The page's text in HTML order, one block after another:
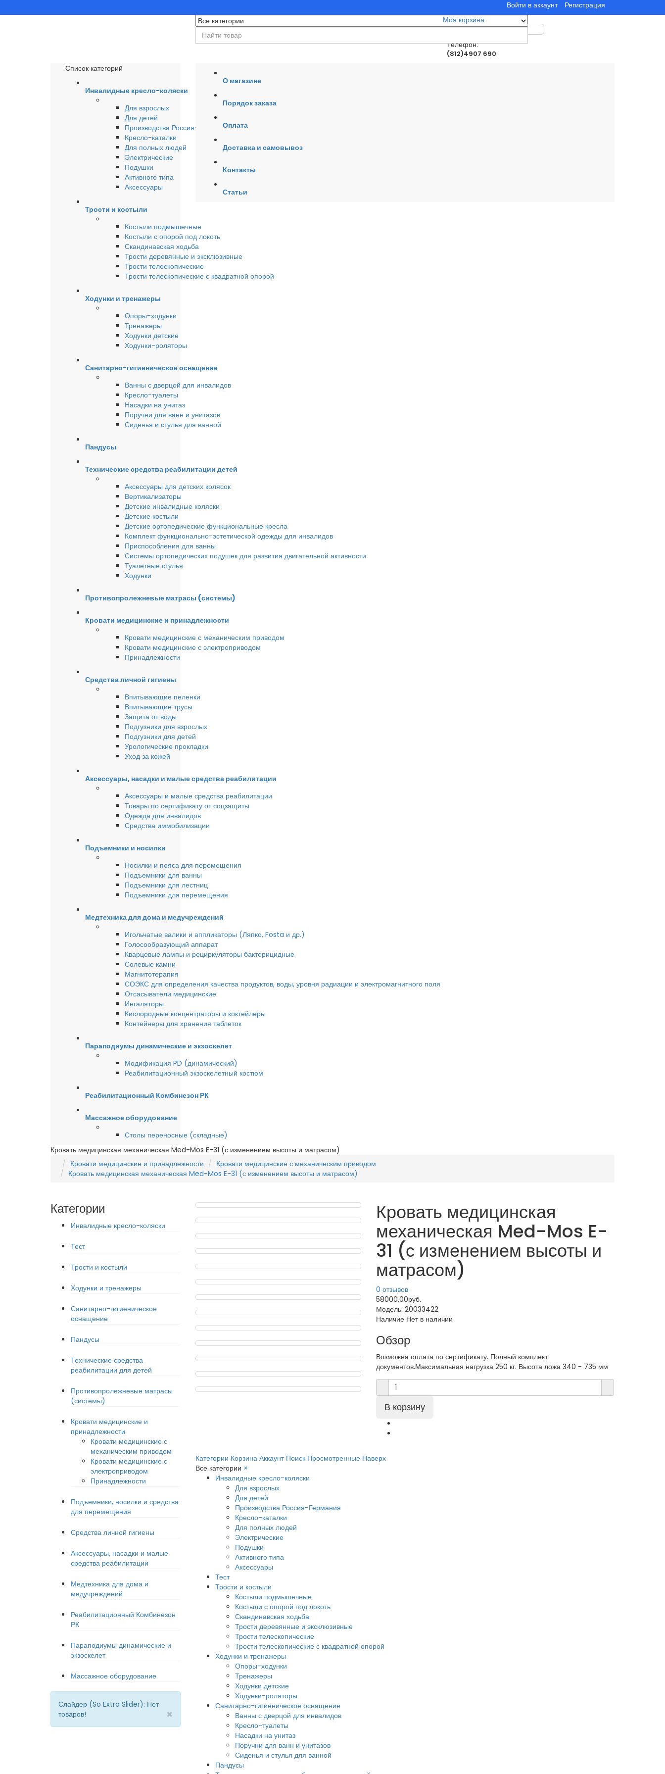
Войти в аккаунт
Регистрация
Моя корзина
Телефон:
(812)4907 690
Список категорий
Инвалидные кресло-коляски
Для взрослых
Для детей
Производства Россия-Германия
Кресло-каталки
Для полных людей
Электрические
Подушки
Активного типа
Аксессуары
Трости и костыли
Костыли подмышечные
Костыли с опорой под локоть
Скандинавская ходьба
Трости деревянные и эксклюзивные
Трости телескопические
Трости телескопические с квадратной опорой
Ходунки и тренажеры
Опоры-ходунки
Тренажеры
Ходунки детские
Ходунки-роляторы
Санитарно-гигиеническое оснащение
Ванны с дверцой для инвалидов
Кресло-туалеты
Насадки на унитаз
Поручни для ванн и унитазов
Сиденья и стулья для ванной
Пандусы
Технические средства реабилитации детей
Аксессуары для детских колясок
Вертикализаторы
Детские инвалидные коляски
Детские костыли
Детские ортопедические функциональные кресла
Комплект функционально-эстетической одежды для инвалидов
Приспособления для ванны
Системы ортопедических подушек для развития двигательной активности
Туалетные стулья
Ходунки
Противопролежневые матрасы (системы)
Кровати медицинские и принадлежности
Кровати медицинские с механическим приводом
Кровати медицинские с электроприводом
Принадлежности
Средства личной гигиены
Впитывающие пеленки
Впитывающие трусы
Защита от воды
Подгузники для взрослых
Подгузники для детей
Урологические прокладки
Уход за кожей
Аксессуары, насадки и малые средства реабилитации
Аксессуары и малые средства реабилитации
Товары по сертификату от соцзащиты
Одежда для инвалидов
Средства иммобилизации
Подъемники и носилки
Носилки и пояса для перемещения
Подъемники для ванны
Подъемники для лестниц
Подъемники для перемещения
Медтехника для дома и медучреждений
Игольчатые валики и аппликаторы (Ляпко, Fosta и др.)
Голосообразующий аппарат
Кварцевые лампы и рециркуляторы бактерицидные
Солевые камни
Магнитотерапия
СОЭКС для определения качества продуктов, воды, уровня радиации и электромагнитного поля
Отсасыватели медицинские
Ингаляторы
Кислородные концентраторы и коктейлеры
Контейнеры для хранения таблеток
Параподиумы динамические и экзоскелет
Модификация PD (динамический)
Реабилитационный экзоскелетный костюм
Реабилитационный Комбинезон РК
Массажное оборудование
Столы переносные (складные)
О магазине
Порядок заказа
Оплата
Доставка и самовывоз
Контакты
Статьи
Кровать медицинская механическая Med-Mos E-31 (с изменением высоты и матрасом)
Кровати медицинские и принадлежности
Кровати медицинские с механическим приводом
Кровать медицинская механическая Med-Mos E-31 (с изменением высоты и матрасом)
Категории
Инвалидные кресло-коляски
Тест
Трости и костыли
Ходунки и тренажеры
Санитарно-гигиеническое
оснащение
Пандусы
Технические средства
реабилитации для детей
Противопролежневые матрасы
(системы)
Кровати медицинские и
принадлежности
Кровати медицинские с
механическим приводом
Кровати медицинские с
электроприводом
Принадлежности
Подъемники, носилки и средства
для перемещения
Средства личной гигиены
Аксессуары, насадки и малые
средства реабилитации
Медтехника для дома и
медучреждений
Реабилитационный Комбинезон
РК
Параподиумы динамические и
экзоскелет
Массажное оборудование
Слайдер (So Extra Slider): Нет
товаров!
×
Кровать медицинская
механическая Med-Mos E-
31 (с изменением высоты и
матрасом)
0 отзывов
58000.00руб.
Модель:20033422
Наличие Нет в наличии
Обзор
Возможна оплата по сертификату. Полный комплект
документов.Максимальная нагрузка 250 кг. Высота ложа 340 - 735 мм
Категории Корзина Аккаунт Поиск Просмотренные Наверх
Все категории ×
Инвалидные кресло-коляски
Для взрослых
Для детей
Производства Россия-Германия
Кресло-каталки
Для полных людей
Электрические
Подушки
Активного типа
Аксессуары
Тест
Трости и костыли
Костыли подмышечные
Костыли с опорой под локоть
Скандинавская ходьба
Трости деревянные и эксклюзивные
Трости телескопические
Трости телескопические с квадратной опорой
Ходунки и тренажеры
Опоры-ходунки
Тренажеры
Ходунки детские
Ходунки-роляторы
Санитарно-гигиеническое оснащение
Ванны с дверцой для инвалидов
Кресло-туалеты
Насадки на унитаз
Поручни для ванн и унитазов
Сиденья и стулья для ванной
Пандусы